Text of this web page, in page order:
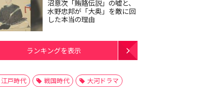
沼意次「賄賂伝説」の嘘と、
水野忠邦が「大奥」を敵に回
した本当の理由
ランキングを表示
江戸時代 戦国時代
大河ドラマ